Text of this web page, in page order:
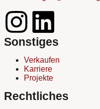
Sonstiges
Verkaufen
Karriere
Projekte
Rechtliches